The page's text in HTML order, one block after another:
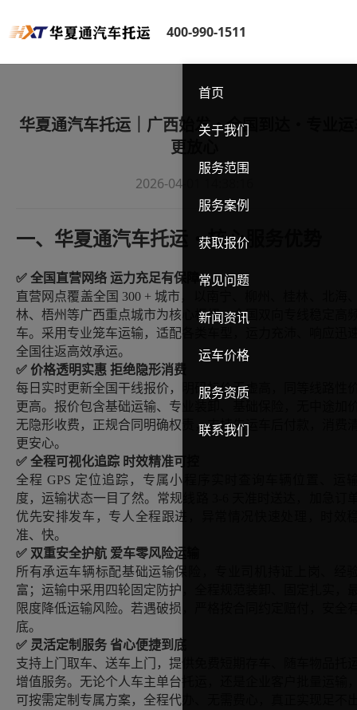
400-990-1511
首页
关于我们
服务范围
服务案例
获取报价
常见问题
新闻资讯
运车价格
服务资质
联系我们
华夏通汽车托运｜广西始发・全国到达・专业
更放心
2026-04-01 14:38:16
一、华夏通汽车托运・核心服务优势
✅ 全国直营网络 运力充足有保障
直营网点覆盖全国 300 + 城市，以南宁、柳州、桂林、北海
林、梧州等广西重点城市为核心枢纽，全国双向专线稳定高
车。采用专业笼车运输，适配各类车型，运力充沛、响应迅
全国往返高效承运。
✅ 价格透明实惠 拒绝隐形消费
每日实时更新全国干线报价，明码标价无虚高，同等线路性
更高。报价包含基础运输、专业装卸、基础保险，无中途加
无隐形收费，正规合同明确权责，支持先运车后付款，消费
更安心。
✅ 全程可视化追踪 时效精准可控
全程 GPS 定位追踪，专属小程序实时查询车辆位置、运
度，运输状态一目了然。常规线路 3-6 天准时送达，加急订
优先安排发车，专人全程跟进，异常情况快速处理，时效
准、快。
✅ 双重安全护航 爱车零风险运输
所有承运车辆标配基础运输保险，专业司机持证上岗、经
富；运输中采用四轮固定防护，全程规范装卸、固定扎实，
限度降低运输风险。若遇破损，严格按合同约定赔付，安全
底。
✅ 灵活定制服务 省心便捷到底
支持上门取车、送车上门，提供免费短期存车、随车物品托
增值服务。无论个人车主单台托运，还是企业客户批量运输
可按需定制专属方案，全程代办、无需费心，真正实现足不